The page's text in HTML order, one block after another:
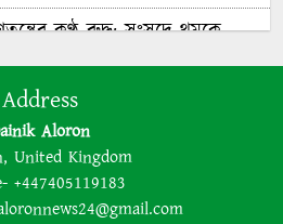
কণ্ঠ রুদ্ধ: সংসদে থমকে
BNP is disregarding
out of a lust for
Address
Aloron
United Kingdom
+447405119183